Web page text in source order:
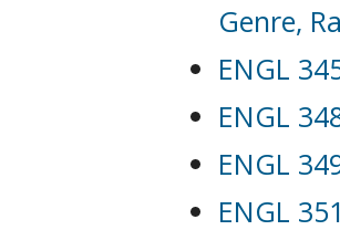
Genre,
ENGL
ENGL
ENGL
ENGL